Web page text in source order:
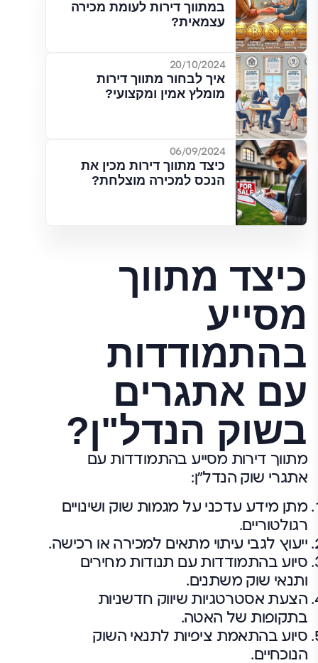
במתווך דירות לעומת מכירה
עצמאית?
20/10/2024
איך לבחור מתווך דירות
מומלץ אמין ומקצועי?
06/09/2024
כיצד מתווך דירות מכין את
הנכס למכירה מוצלחת?
כיצד מתווך
מסייע
בהתמודדות
עם אתגרים
בשוק הנדל"ן?
מתווך דירות מסייע בהתמודדות עם
אתגרי שוק הנדל"ן:
מתן מידע עדכני על מגמות שוק ושינויים
רגולטוריים.
ייעוץ לגבי עיתוי מתאים למכירה או רכישה.
סיוע בהתמודדות עם תנודות מחירים
ותנאי שוק משתנים.
הצעת אסטרטגיות שיווק חדשניות
בתקופות של האטה.
סיוע בהתאמת ציפיות לתנאי השוק
הנוכחיים.